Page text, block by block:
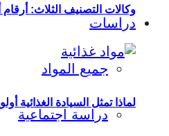
دراسات
جميع المواد
دراسة اجتماعية
وكالات التصنيف الثلاث: أرقام
لماذا تمثل السيادة الغذائية